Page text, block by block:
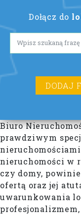
Dołącz do
Lorem ipsum
DODAJ
Biuro
prawdziwym
nieruchomości w
czy domy,
ofertą oraz jej
uwarunkowania